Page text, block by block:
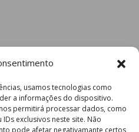
usamos tecnologias como
a informações do dispositivo.
permitirá processar dados, como
exclusivos neste site. Não
pode afetar negativamante certos